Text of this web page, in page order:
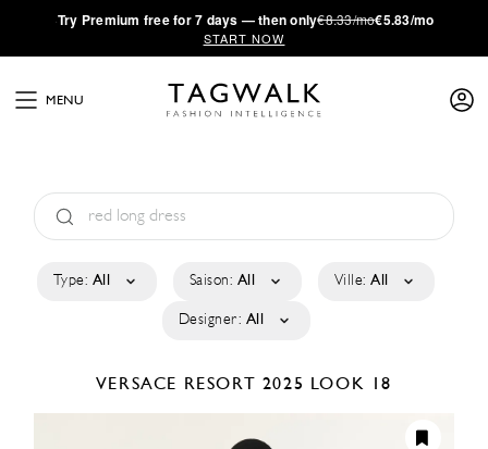
·Try Premium free for 7 days — then only€8.33/mo€5.83/mo
START NOW
MENU
Type: All Saison: All Ville: All
Designer: All
VERSACE RESORT 2025 LOOK 18